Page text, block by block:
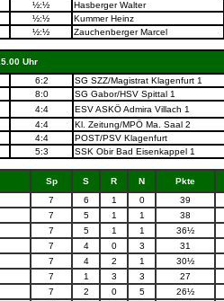
½:½
Hasberger Walter
½:½
Kummer Heinz
½:½ Zauchenberger Marcel
Uhr
6:2
SG SZZ/Magistrat Klagenfurt 1
8:0
SG Gabor/HSV Spittal 1
4:4
ESV ASKÖ Admira Villach 1
4:4
Kl. Zeitung/MPÖ Ma. Saal 2
4:4
POST/PSV Klagenfurt
5:3 SSK Obir Bad Eisenkappel 1
Sp S R N
Pkte
7 6 1 0
39
7 5 1 1
38
7 5 1 1
36½
7 4 0 3
31
7 4 2 1
30½
7 1 3 3
27
7 2 0 5
26½